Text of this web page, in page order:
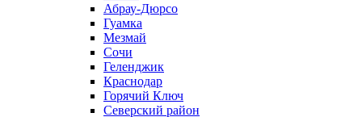
Абрау-Дюрсо
Гуамка
Мезмай
Сочи
Геленджик
Краснодар
Горячий Ключ
Северский район